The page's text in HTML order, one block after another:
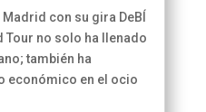
con su gira DeBÍ
Tour no solo ha llenado
también ha
económico en el ocio